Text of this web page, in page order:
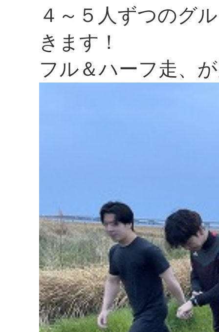
４～５人ずつのグ
きます！
フル＆ハーフ走、